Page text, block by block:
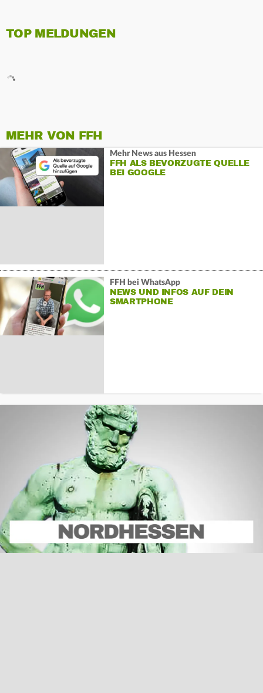
TOP MELDUNGEN
MEHR VON FFH
Mehr News aus Hessen
FFH ALS BEVORZUGTE QUELLE
BEI GOOGLE
FFH bei WhatsApp
NEWS UND INFOS AUF DEIN
SMARTPHONE